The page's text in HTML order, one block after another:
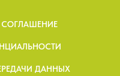
СОГЛАШЕНИЕ
ДАННЫХ